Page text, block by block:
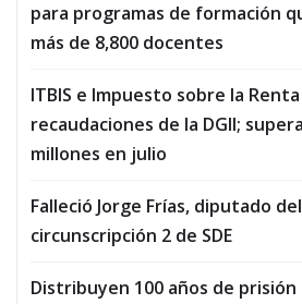
para programas de formación
más de 8,800 docentes
ITBIS e Impuesto sobre la
recaudaciones de la DGII;
millones en julio
Falleció Jorge Frías, diputado
circunscripción 2 de SDE
Distribuyen 100 años de prisión